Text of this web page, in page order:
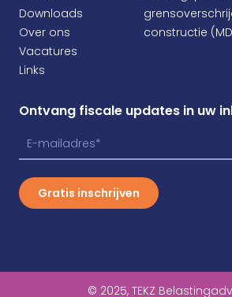
Downloads
Over ons
Vacatures
Links
constructie
Ontvang fiscale updates in uw
Gratis inschrijven
© 2025, TEKZ